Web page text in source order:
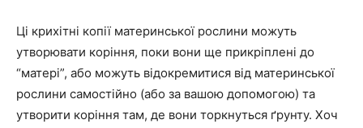
Ці крихітні копії материнської рослини можуть
утворювати коріння, поки вони ще прикріплені до
“матері”, або можуть відокремитися від материнської
рослини самостійно (або за вашою допомогою) та
утворити коріння там, де вони торкнуться ґрунту. Хоч